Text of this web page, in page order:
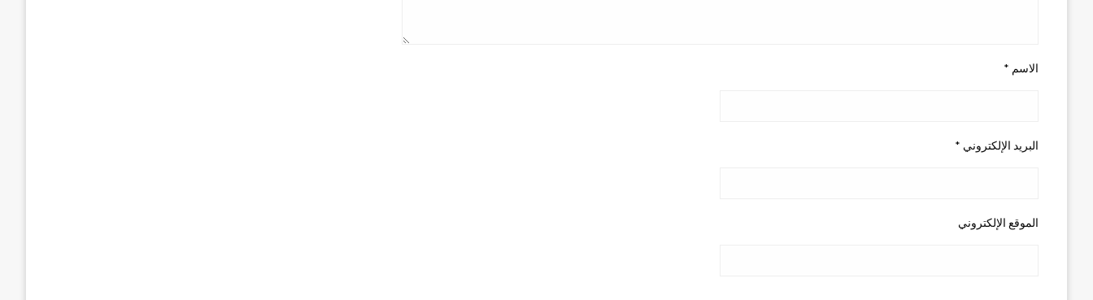
الاسم *
البريد الإلكتروني *
الموقع الإلكتروني